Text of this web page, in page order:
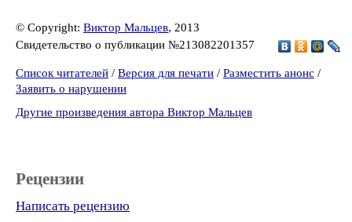
© Copyright: Виктор Мальцев, 2013
Свидетельство о публикации №213082201357
Список читателей / Версия для печати / Разместить анонс /
Заявить о нарушении
Другие произведения автора Виктор Мальцев
Рецензии
Написать рецензию